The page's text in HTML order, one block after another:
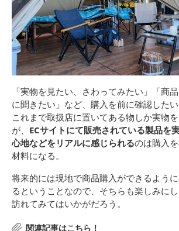
「実物を見たい、さわってみたい」「商
に聞きたい」など、購入を前に確認したい
これまで取扱店に置いてある物しか実物
が、 ECサイトにて販売されている製品を
心地などをリアルに感じられるのは購入
材料になる。
将来的には現地で商品購入ができるよう
るということなので、そちらも楽しみに
訪れてみてはいかがだろう。